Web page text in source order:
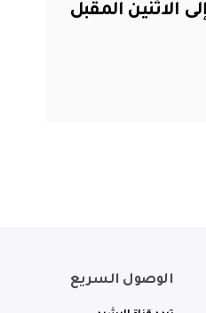
الاثنين المقبل
الوصول السريع